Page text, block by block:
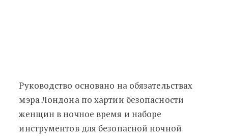
Руководство основано на обязательствах
мэра Лондона по хартии безопасности
женщин в ночное время и наборе
инструментов для безопасной ночной